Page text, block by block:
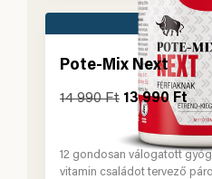
Pote-Mix Next
14 990Ft 13 990 Ft
12 gondosan válogatott
vitamin családot tervező